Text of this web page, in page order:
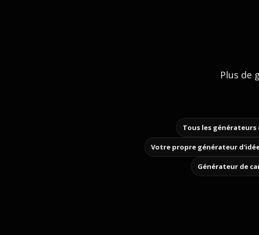
Plus de
Tous les générateurs
Votre propre générateur
Générateur de